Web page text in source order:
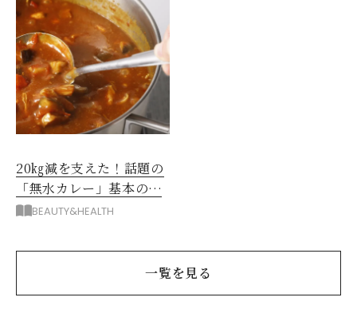
20㎏減を支えた！話題の
「無水カレー」基本の作
り方とおすすめルウ6選
BEAUTY&HEALTH
一覧を見る